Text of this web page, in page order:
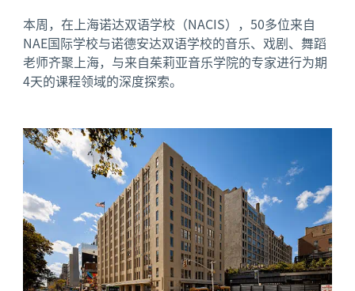
本周，在上海诺达双语学校（NACIS），50多位来自
NAE国际学校与诺德安达双语学校的音乐、戏剧、舞蹈
老师齐聚上海，与来自茱莉亚音乐学院的专家进行为期
4天的课程领域的深度探索。
News image